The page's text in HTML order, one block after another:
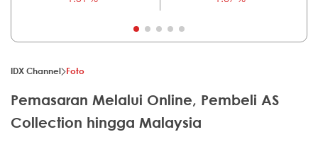
IDX Channel Foto
Pemasaran Melalui Online, Pembeli AS
Collection hingga Malaysia